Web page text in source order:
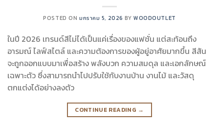
POSTED ON มกราคม 5, 2026 BYWOODOUTLET
ในปี 2026 เทรนด์สีไม่ได้เป็นแค่เรื่องของแฟชั่น แต่สะท้อนถึง
อารมณ์ ไลฟ์สไตล์ และความต้องการของผู้อยู่อาศัยมากขึ้น สีสัน
จะถูกออกแบบมาเพื่อสร้าง พลังบวก ความสมดุล และเอกลักษณ์
เฉพาะตัว ซึ่งสามารถนำไปปรับใช้กับงานบ้าน งานไม้ และวัสดุ
ตกแต่งได้อย่างลงตัว
CONTINUE READING →